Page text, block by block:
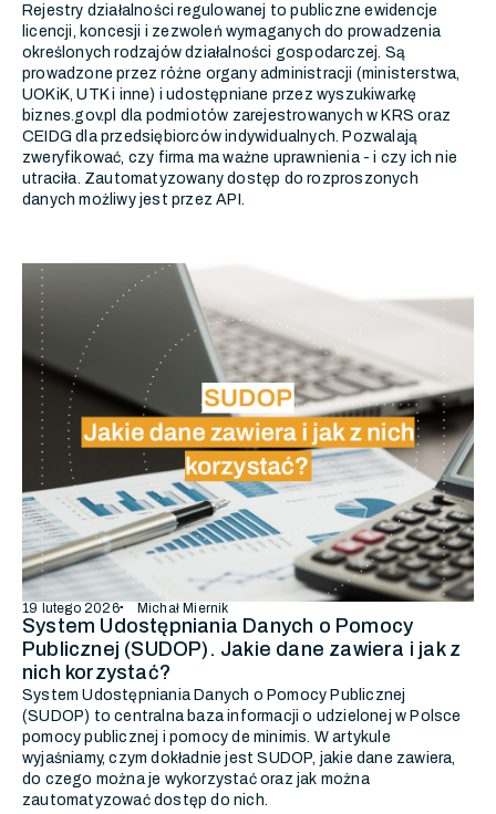
Rejestry działalności regulowanej to publiczne ewidencje
licencji, koncesji i zezwoleń wymaganych do prowadzenia
określonych rodzajów działalności gospodarczej. Są
prowadzone przez różne organy administracji (ministerstwa,
UOKiK, UTK i inne) i udostępniane przez wyszukiwarkę
biznes.gov.pl dla podmiotów zarejestrowanych w KRS oraz
CEIDG dla przedsiębiorców indywidualnych. Pozwalają
zweryfikować, czy firma ma ważne uprawnienia - i czy ich nie
utraciła. Zautomatyzowany dostęp do rozproszonych
danych możliwy jest przez API.
19 lutego 2026 Michał Miernik
System Udostępniania Danych o Pomocy
Publicznej (SUDOP). Jakie dane zawiera i jak z
nich korzystać?
System Udostępniania Danych o Pomocy Publicznej
(SUDOP) to centralna baza informacji o udzielonej w Polsce
pomocy publicznej i pomocy de minimis. W artykule
wyjaśniamy, czym dokładnie jest SUDOP, jakie dane zawiera,
do czego można je wykorzystać oraz jak można
zautomatyzować dostęp do nich.